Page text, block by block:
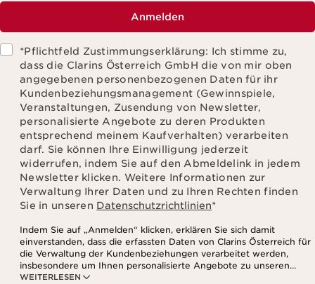
Anmelden
*Pflichtfeld Zustimmungserklärung: Ich stimme zu,
dass die Clarins Österreich GmbH die von mir oben
angegebenen personenbezogenen Daten für ihr
Kundenbeziehungsmanagement (Gewinnspiele,
Veranstaltungen, Zusendung von Newsletter,
personalisierte Angebote zu deren Produkten
entsprechend meinem Kaufverhalten) verarbeiten
darf. Sie können Ihre Einwilligung jederzeit
widerrufen, indem Sie auf den Abmeldelink in jedem
Newsletter klicken. Weitere Informationen zur
Verwaltung Ihrer Daten und zu Ihren Rechten finden
Sie in unseren Datenschutzrichtlinien*
WEITERLESEN
Indem Sie auf „Anmelden“ klicken, erklären Sie sich damit
einverstanden, dass die erfassten Daten von Clarins Österreich für
die Verwaltung der Kundenbeziehungen verarbeitet werden,
insbesondere um Ihnen personalisierte Angebote zu unseren
Produkten und Dienstleistungen entsprechend Ihrem